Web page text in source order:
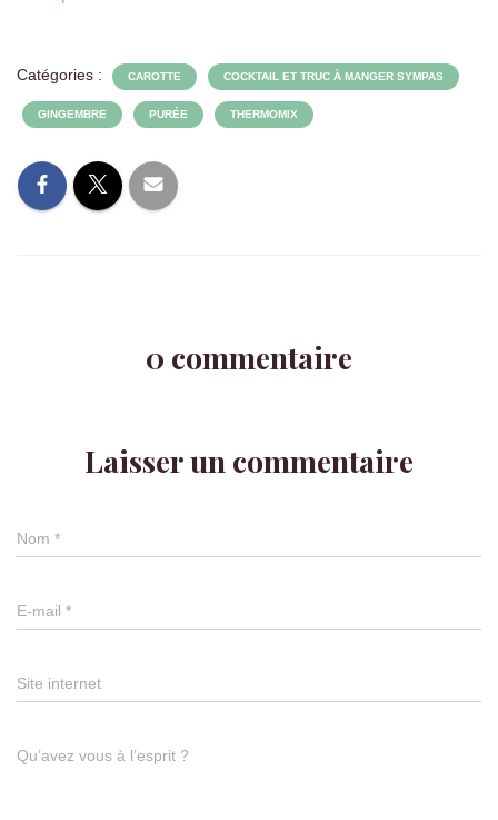
Catégories : CAROTTE COCKTAIL ET TRUC À MANGER SYMPAS
GINGEMBRE PURÉE THERMOMIX
0 commentaire
Laisser un commentaire
Nom *
E-mail *
Site internet
Qu’avez vous à l’esprit ?